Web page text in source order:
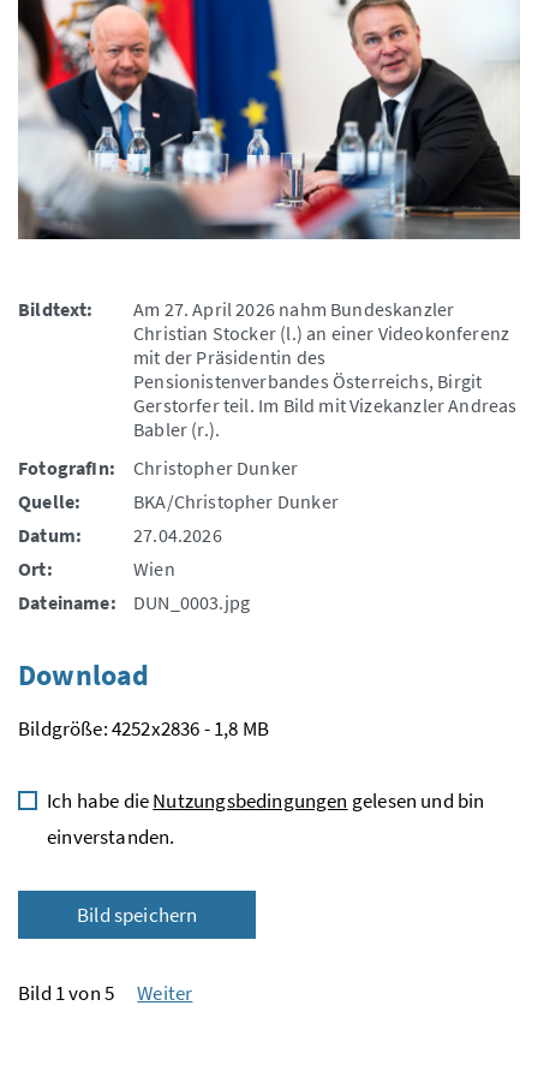
Bildtext:
Am 27. April 2026 nahm Bundeskanzler
Christian Stocker (l.) an einer Videokonferenz
mit der Präsidentin des
Pensionistenverbandes Österreichs, Birgit
Gerstorfer teil. Im Bild mit Vizekanzler Andreas
Babler (r.).
FotografIn:
Christopher Dunker
Quelle:
BKA/Christopher Dunker
Datum:
27.04.2026
Ort:
Wien
Dateiname:
DUN_0003.jpg
Download
Bildgröße: 4252x2836 - 1,8 MB
Ich habe dieNutzungsbedingungen gelesen und bin
einverstanden.
Bild speichern
Bild 1 von 5 Weiter